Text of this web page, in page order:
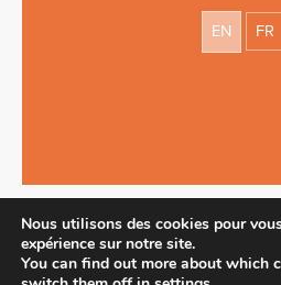
EN FR
Nous utilisons des cookies pour
expérience sur notre site.
You can find out more about which